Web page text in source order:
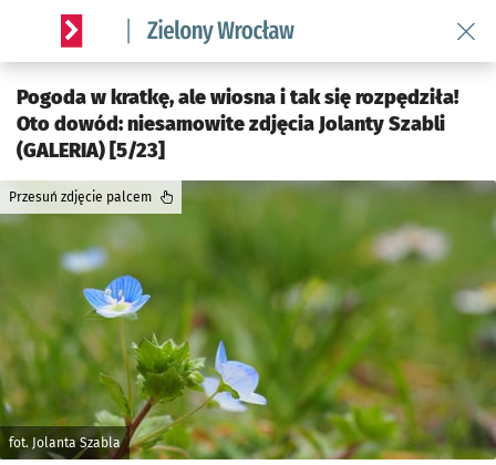
Serwis informacyjny wroclaw.pl podserwis: Środowisko we
Pogoda w kratkę, ale wiosna i tak się rozpędziła!
Oto dowód: niesamowite zdjęcia Jolanty Szabli
(GALERIA) [5/23]
fot. Jolanta Szabla
Przesuń zdjęcie palcem